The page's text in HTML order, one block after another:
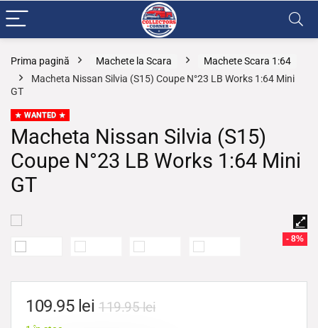
Prima pagină Machete la Scara
Machete Scara 1:64
Macheta Nissan Silvia (S15) Coupe N°23 LB Works 1:64 Mini
GT
WANTED
Macheta Nissan Silvia (S15)
Coupe N°23 LB Works 1:64 Mini
GT
- 8%
119.95lei
109.95 lei